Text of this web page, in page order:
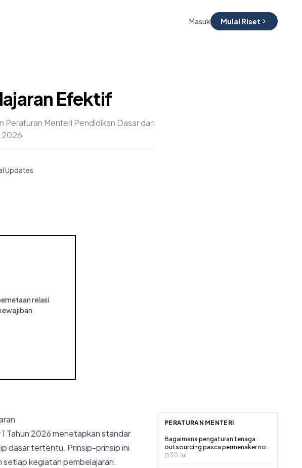
Masuk Mulai Riset
Efektif
Peraturan Menteri Pendidikan Dasar dan
2026
Updates
relasi
Tahun 2026 menetapkan standar
dasar tertentu. Prinsip-prinsip ini
kegiatan pembelajaran.
PERATURAN MENTERI
Bagaimana pengaturan tenaga
outsourcing pasca permenaker no
7 tahun 2026?
30 Jul